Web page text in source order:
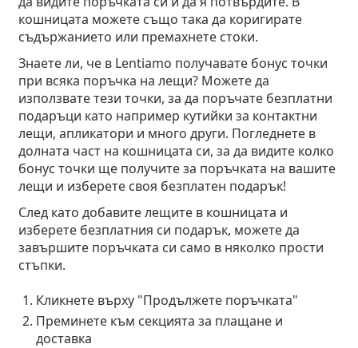
кошницата можете също така да коригирате
съдържанието или премахнете стоки.
Знаете ли, че в Lentiamo получавате бонус точки
при всяка поръчка на лещи? Можете да
използвате тези точки, за да поръчате безплатни
подаръци като например кутийки за контактни
лещи, апликатори и много други. Погледнете в
долната част на кошницата си, за да видите колко
бонус точки ще получите за поръчката на вашите
лещи и изберете своя безплатен подарък!
След като добавите лещите в кошницата и
изберете безплатния си подарък, можете да
завършите поръчката си само в няколко прости
стъпки.
Кликнете върху "Продължете поръчката"
Преминете към секцията за плащане и
доставка